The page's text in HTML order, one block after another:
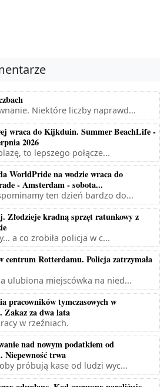
Niektóre liczby naprawd...
wraca do Kijkduin. Summer BeachLife -
2026
to lepszego połącze...
WorldPride na wodzie wraca do
- Amsterdam - sobota...
ten dzień bardzo do...
Złodzieje kradną sprzęt ratunkowy z
a co zrobiła policja w c...
centrum Rotterdamu. Policja zatrzymała
ulubiona miejscówka na nied...
pracowników tymczasowych w
Zakaz za dwa lata
w rzeźniach.
nad nowym podatkiem od
Niepewność trwa
próbują kase od ludzi wyc...